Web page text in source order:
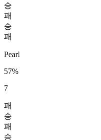
승
패
승
패
Pearl
57%
7
패
승
패
승